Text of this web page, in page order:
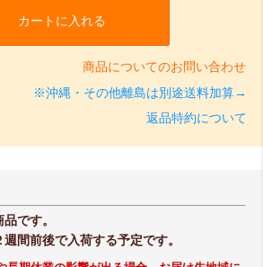
カートに入れる
商品についてのお問い合わせ
※沖縄・その他離島は別途送料加算→
返品特約について
です。
間前後で入荷する予定です。